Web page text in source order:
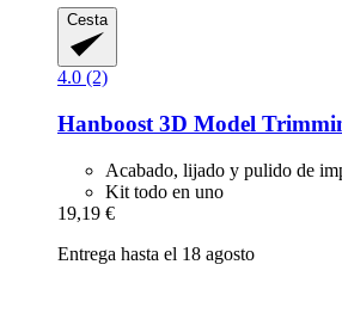
Cesta
4.0 (2)
Hanboost 3D Model
Acabado, lijado y pulido de
Kit todo en uno
19,19 €
Entrega hasta el 18 agosto